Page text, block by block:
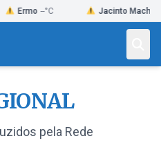
--°C Jacinto Machado --°C
pela Rede